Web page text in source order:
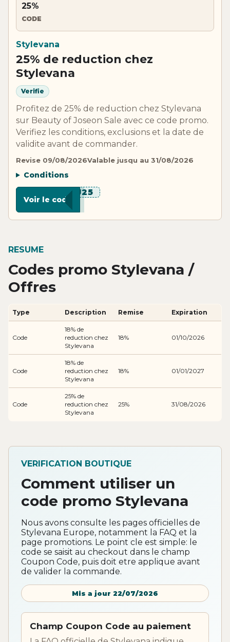
25%
CODE
Stylevana
25% de reduction chez
Stylevana
Verifie
Profitez de 25% de reduction chez Stylevana
sur Beauty of Joseon Sale avec ce code promo.
Verifiez les conditions, exclusions et la date de
validite avant de commander.
Revise 09/08/2026Valable jusqu au 31/08/2026
Conditions
*****J25
Voir le code
RESUME
Codes promo Stylevana /
Offres
Type Description Remise Expiration
Code
18% de
reduction chez
Stylevana
18% 01/10/2026
Code
18% de
reduction chez
Stylevana
18% 01/01/2027
Code
25% de
reduction chez
Stylevana
25% 31/08/2026
VERIFICATION BOUTIQUE
Comment utiliser un
code promo Stylevana
Nous avons consulte les pages officielles de
Stylevana Europe, notamment la FAQ et la
page promotions. Le point cle est simple: le
code se saisit au checkout dans le champ
Coupon Code, puis doit etre applique avant
de valider la commande.
Mis a jour 22/07/2026
Champ Coupon Code au paiement